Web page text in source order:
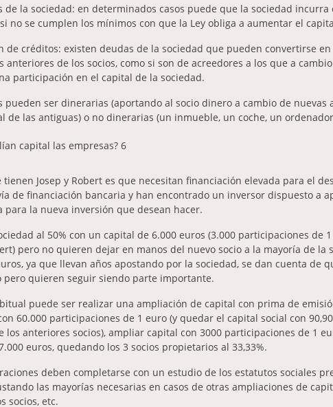
de la sociedad: en determinados casos puede que la sociedad incurra
no se cumplen los mínimos con que la Ley obliga a aumentar el
de créditos: existen deudas de la sociedad que pueden convertirse
anteriores de los socios, como si son de acreedores a los que a
participación en el capital de la sociedad.
pueden ser dinerarias (aportando al socio dinero a cambio de nuevas
de las antiguas) o no dinerarias (un inmueble, un coche, un
tienen Josep y Robert es que necesitan financiación elevada para el
de financiación bancaria y han encontrado un inversor dispuesto a
para la nueva inversión que desean hacer.
al 50% con un capital de 6.000 euros (3.000 participaciones de
pero no quieren dejar en manos del nuevo socio a la mayoría de la
ya que llevan años apostando por la sociedad, se dan cuenta de
pero quieren seguir siendo parte importante.
puede ser realizar una ampliación de capital con prima de
60.000 participaciones de 1 euro (y quedar el capital social con
los anteriores socios), ampliar capital con 3000 participaciones de 1
euros, quedando los 3 socios propietarios al 33,33%.
deben completarse con un estudio de los estatutos sociales
las mayorías necesarias en casos de otras ampliaciones de
socios, etc.